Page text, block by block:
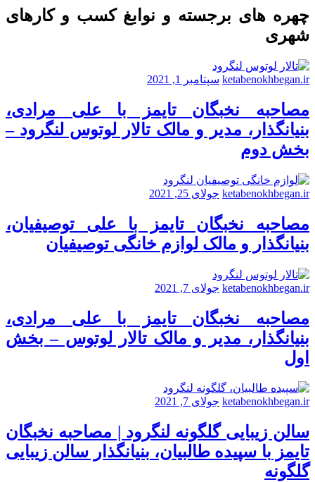
چهره های برجسته و نوابغ کسب و کارهای
شهری
ketabenokhbegan.ir سپتامبر 1, 2021
مصاحبه نخبگان تایمز با علی مرادی،
بنیانگذار، مدیر و مالک تالار لوتوس لنگرود –
بخش دوم
ketabenokhbegan.ir جولای 25, 2021
مصاحبه نخبگان تایمز با علی توصیفیان،
بنیانگذار و مالک لوازم خانگی توصیفیان
ketabenokhbegan.ir جولای 7, 2021
مصاحبه نخبگان تایمز با علی مرادی،
بنیانگذار، مدیر و مالک تالار لوتوس – بخش
اول
ketabenokhbegan.ir جولای 7, 2021
سالن زیبایی گلگونه لنگرود | مصاحبه نخبگان
تایمز با سپیده طالبیان، بنیانگذار سالن زیبایی
گلگونه